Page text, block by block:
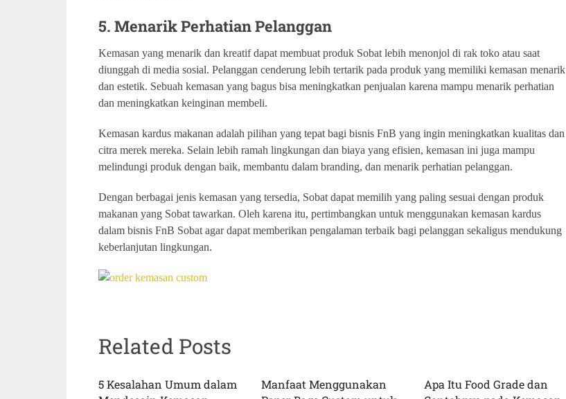
5. Menarik Perhatian Pelanggan
Kemasan yang menarik dan kreatif dapat membuat produk Sobat lebih menonjol di rak toko atau saat
diunggah di media sosial. Pelanggan cenderung lebih tertarik pada produk yang memiliki kemasan menarik
dan estetik. Sebuah kemasan yang bagus bisa meningkatkan penjualan karena mampu menarik perhatian
dan meningkatkan keinginan membeli.
Kemasan kardus makanan adalah pilihan yang tepat bagi bisnis FnB yang ingin meningkatkan kualitas dan
citra merek mereka. Selain lebih ramah lingkungan dan biaya yang efisien, kemasan ini juga mampu
melindungi produk dengan baik, membantu dalam branding, dan menarik perhatian pelanggan.
Dengan berbagai jenis kemasan yang tersedia, Sobat dapat memilih yang paling sesuai dengan produk
makanan yang Sobat tawarkan. Oleh karena itu, pertimbangkan untuk menggunakan kemasan kardus
dalam bisnis FnB Sobat agar dapat memberikan pengalaman terbaik bagi pelanggan sekaligus mendukung
keberlanjutan lingkungan.
Related Posts
5 Kesalahan Umum dalam
Manfaat Menggunakan
Apa Itu Food Grade dan